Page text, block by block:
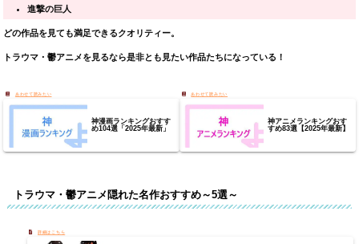
進撃の巨人
どの作品を見ても満足できるクオリティー。
トラウマ・鬱アニメを見るなら是非とも見たい作品たちになっている！
神漫画ランキングおすす
め104選「2025年最新」
神アニメランキングおす
すめ83選【2025年最新】
トラウマ・鬱アニメ隠れた名作おすすめ～5選～